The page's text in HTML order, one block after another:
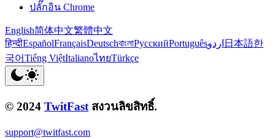
ปลั๊กอิน Chrome
English简体中文繁體中文
हिन्दीEspañolFrançaisDeutschবাংলাРусскийPortuguêsاردو 日本語한
국어Tiếng ViệtItalianoไทยTürkçe
© 2024 TwitFast สงวนลิขสิทธิ์.
support@twitfast.com